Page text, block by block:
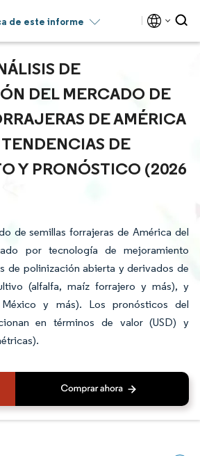
de este informe
DE
DEL MERCADO DE
DE AMÉRICA
DE
Y PRONÓSTICO (2026
de semillas forrajeras de América del
por tecnología de mejoramiento
de polinización abierta y derivados de
(alfalfa, maíz forrajero y más), y
y más). Los pronósticos del
en términos de valor (USD) y